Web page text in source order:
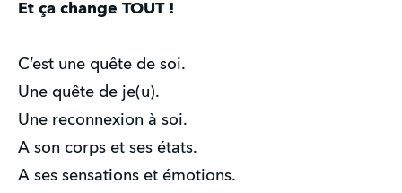
Et ça change TOUT !
C’est une quête de soi.
Une quête de je(u).
Une reconnexion à soi.
A son corps et ses états.
A ses sensations et émotions.